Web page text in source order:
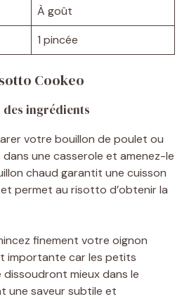
À goût
1 pincée
Cookeo
des ingrédients
votre bouillon de poulet ou
dans une casserole et amenez-le
chaud garantit une cuisson
permet au risotto d’obtenir la
finement votre oignon
importante car les petits
dissoudront mieux dans le
saveur subtile et